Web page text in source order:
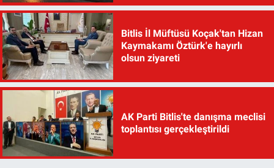
Bitlis İl Müftüsü Koçak'tan Hizan
Kaymakamı Öztürk'e hayırlı
olsun ziyareti
AK Parti Bitlis'te danışma meclisi
toplantısı gerçekleştirildi